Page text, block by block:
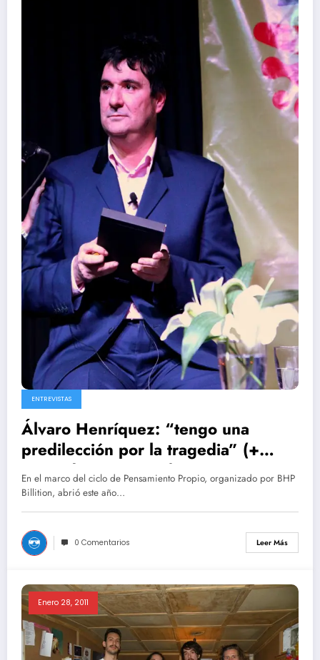
ENTREVISTAS
Álvaro Henríquez: “tengo una
predilección por la tragedia” (+
¡Ganador concurso!)
En el marco del ciclo de Pensamiento Propio, organizado por BHP
Billition, abrió este año…
0 Comentarios Leer Más
Enero 28, 2011